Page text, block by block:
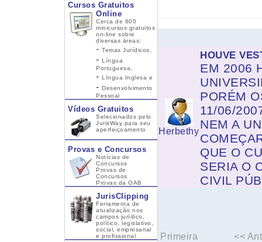
Cursos Gratuitos
Online
Cerca de 800
minicursos gratuitos
on-line sobre
diversas áreas:
- Temas Jurídicos,
- Língua
Portuguesa,
- Língua Inglesa e
- Desenvolvimento
Pessoal
Vídeos Gratuitos
Selecionados pelo
JurisWay para seu
aperfeiçoamento
Provas e Concursos
Notícias de
Concursos
Provas de
Concursos
Provas da OAB
JurisClipping
Ferramenta de
atualização nos
campos jurídico,
político, legislativo,
social, empresarial
e profissional
Herbethy
HOUVE
EM 2006
PORÉM
11/06/
NEM A
QUE O
SERIA O
CIVIL
Primeira <<